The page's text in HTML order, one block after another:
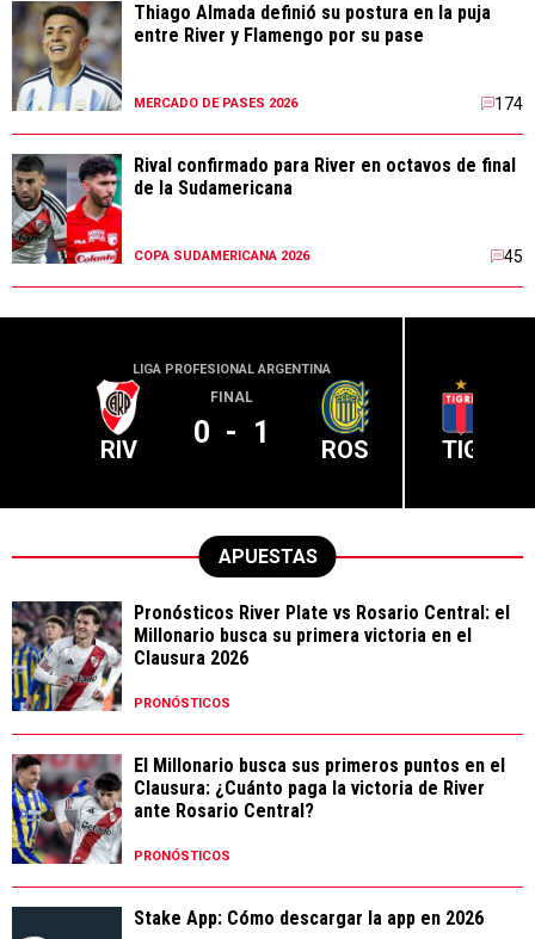
Thiago Almada definió su postura en la puja
entre River y Flamengo por su pase
MERCADO DE PASES 2026 174
Rival confirmado para River en octavos de final
de la Sudamericana
COPA SUDAMERICANA 2026 45
LIGA PROFESIONAL ARGENTINA
RIV
FINAL
0 - 1 ROS TIG
APUESTAS
Pronósticos River Plate vs Rosario Central: el
Millonario busca su primera victoria en el
Clausura 2026
PRONÓSTICOS
El Millonario busca sus primeros puntos en el
Clausura: ¿Cuánto paga la victoria de River
ante Rosario Central?
PRONÓSTICOS
Stake App: Cómo descargar la app en 2026